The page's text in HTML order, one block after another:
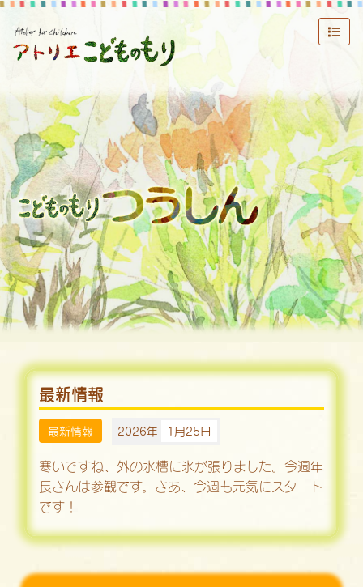
最新情報
最新情報 2026年 1月25日
寒いですね、外の水槽に氷が張りました。今週年
長さんは参観です。さあ、今週も元気にスタート
です！